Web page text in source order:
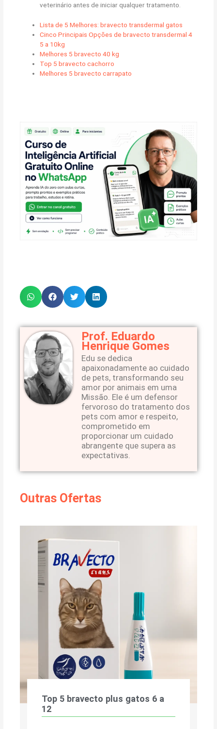
veterinário antes de iniciar qualquer tratamento.
Lista de 5 Melhores: bravecto transdermal gatos
Cinco Principais Opções de bravecto transdermal 4
5 a 10kg
Melhores 5 bravecto 40 kg
Top 5 bravecto cachorro
Melhores 5 bravecto carrapato
Prof. Eduardo
Henrique Gomes
Edu se dedica
apaixonadamente ao cuidado
de pets, transformando seu
amor por animais em uma
Missão. Ele é um defensor
fervoroso do tratamento dos
pets com amor e respeito,
comprometido em
proporcionar um cuidado
abrangente que supera as
expectativas.
Outras Ofertas
Top 5 bravecto plus gatos 6 a
12